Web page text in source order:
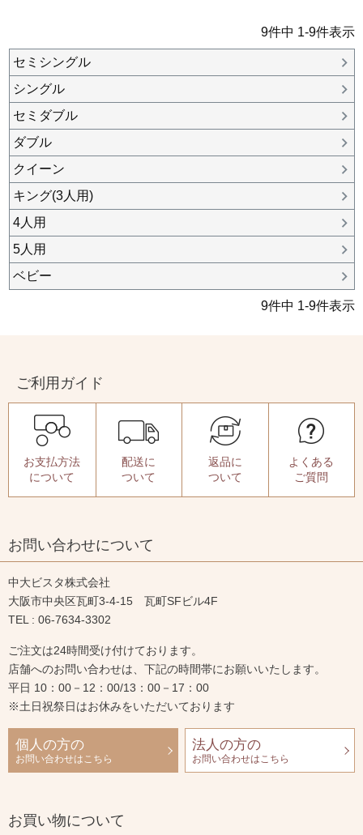
9件中 1-9件表示
セミシングル
シングル
セミダブル
ダブル
クイーン
キング(3人用)
4人用
5人用
ベビー
9件中 1-9件表示
ご利用ガイド
お支払方法
について
配送に
ついて
返品に
ついて
よくある
ご質問
お問い合わせについて
中大ビスタ株式会社
大阪市中央区瓦町3-4-15 瓦町SFビル4F
TEL : 06-7634-3302
ご注文は24時間受け付けております。
店舗へのお問い合わせは、下記の時間帯にお願いいたします。
平日 10：00－12：00/13：00－17：00
※土日祝祭日はお休みをいただいております
個人の方の
お問い合わせはこちら
法人の方の
お問い合わせはこちら
お買い物について